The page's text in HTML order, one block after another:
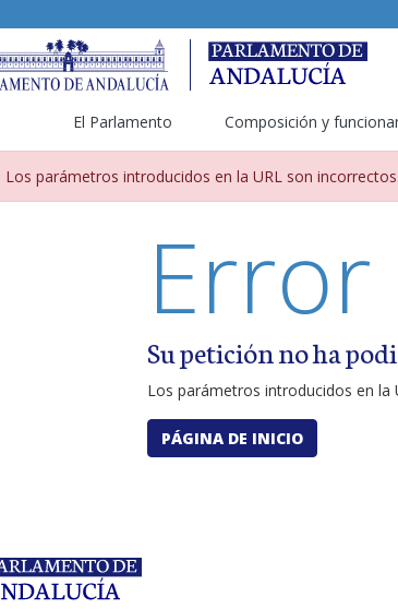
El Parlamento Composición y
de error por parámetros
Los parámetros introducidos en la URL son incorrectos.
Error
Su petición no ha
Los parámetros introducidos en la
PÁGINA DE INICIO